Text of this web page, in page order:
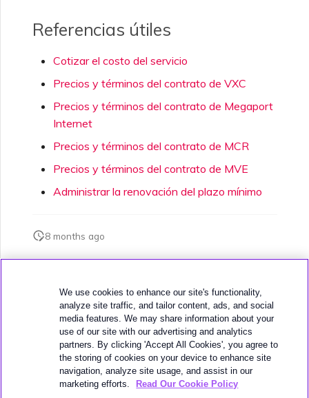
Referencias útiles
Cotizar el costo del servicio
Precios y términos del contrato de VXC
Precios y términos del contrato de Megaport
Internet
Precios y términos del contrato de MCR
Precios y términos del contrato de MVE
Administrar la renovación del plazo mínimo
8 months ago
Siguiente
We use cookies to enhance our site's functionality,
analyze site traffic, and tailor content, ads, and social
media features. We may share information about your
use of our site with our advertising and analytics
partners. By clicking 'Accept All Cookies', you agree to
the storing of cookies on your device to enhance site
navigation, analyze site usage, and assist in our
marketing efforts.
Read Our Cookie Policy